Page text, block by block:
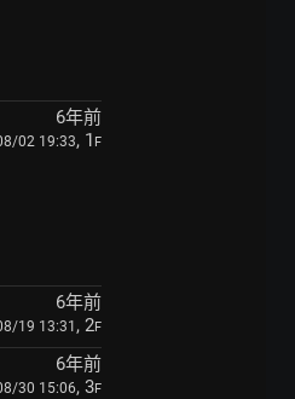
6年前
02 19:33, 1 F
6年前
19 13:31 , 2F
6年前
30 15:06, 3F